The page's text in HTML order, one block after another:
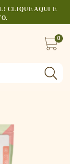
CLIQUE AQUI E
0